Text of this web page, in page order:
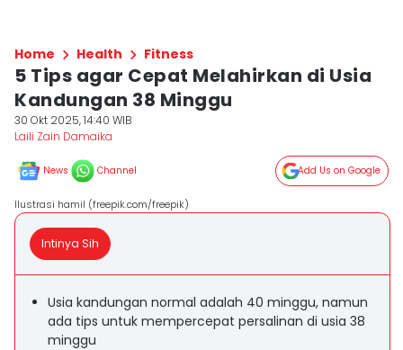
Home Health Fitness
5 Tips agar Cepat Melahirkan di Usia
Kandungan 38 Minggu
30 Okt 2025, 14:40 WIB
Laili Zain Damaika
News Channel Add Us on Google
Ilustrasi hamil (freepik.com/freepik)
Intinya Sih
Usia kandungan normal adalah 40 minggu, namun
ada tips untuk mempercepat persalinan di usia 38
minggu